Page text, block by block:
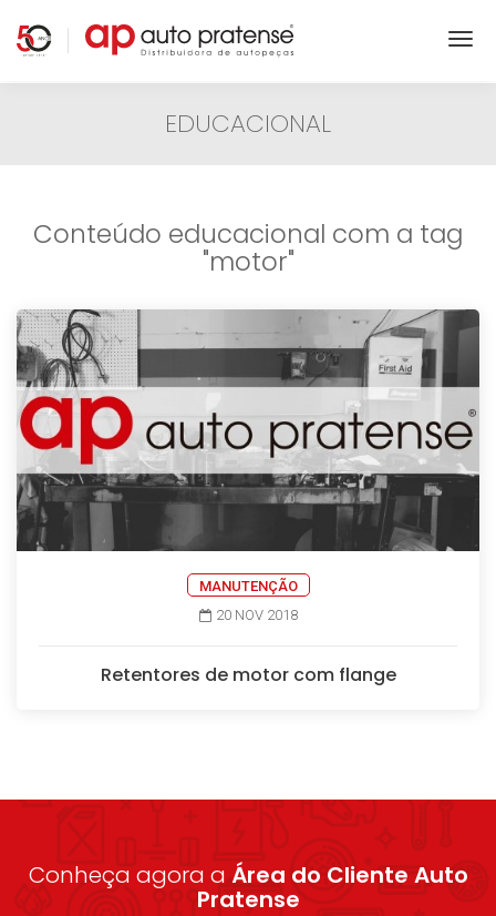
EDUCACIONAL
Conteúdo educacional com a tag
"motor"
MANUTENÇÃO
20 NOV 2018
Retentores de motor com flange
Conheça agora a Área do Cliente Auto
Pratense